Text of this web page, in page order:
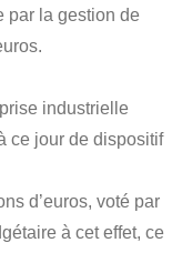
par la gestion de
industrielle
ce jour de dispositif
d’euros, voté par
à cet effet, ce